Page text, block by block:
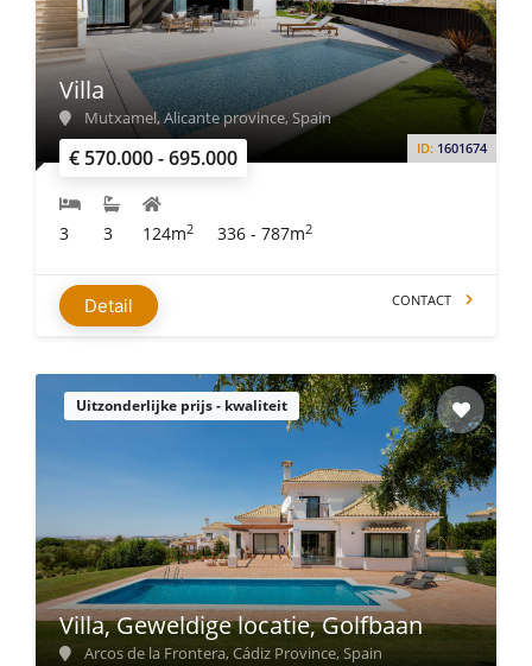
€ 570.000 - 695.000 ID: 1601674
Villa
Mutxamel, Alicante province, Spain
3 3 124m2 336 - 787m2
Detail CONTACT
Uitzonderlijke prijs - kwaliteit
Villa, Geweldige locatie, Golfbaan
Arcos de la Frontera, Cádiz Province, Spain